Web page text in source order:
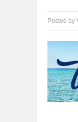
Posted by